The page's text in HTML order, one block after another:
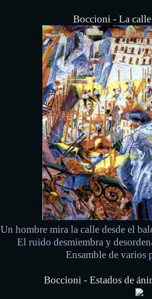
Boccioni - La calle
Un hombre mira la calle desde el
El ruido desmiembra y
Ensamble de varios
Boccioni - Estados de